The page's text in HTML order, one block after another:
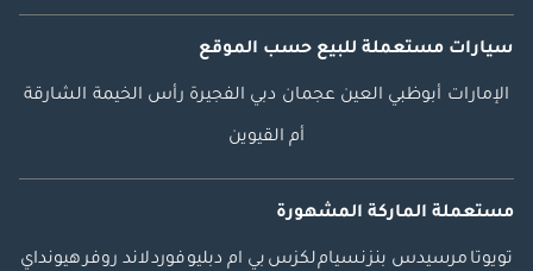
سيارات مستعملة للبيع حسب الموقع
الإمارات أبوظبي العين عجمان دبي الفجيرة رأس الخيمة الشارقة
أم القيوين
مستعملة الماركة المشهورة
تويوتا مرسيدس بنزنسياملكزس بي ام دبليوفوردلاند روفرهيونداي